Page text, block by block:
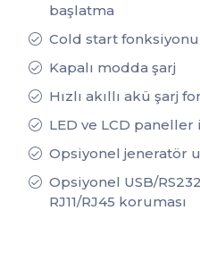
başlatma
Cold start fonksiyonu
Kapalı modda şarj
Hızlı akıllı akü şarj
LED ve LCD
Opsiyonel jeneratör
Opsiyonel USB/
RJ11/RJ45 koruması